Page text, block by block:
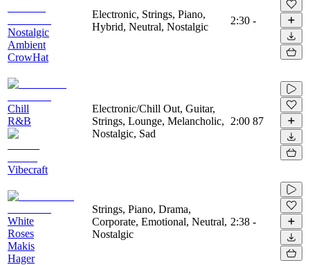
Nostalgic
Ambient
CrowHat
Electronic, Strings, Piano,
Hybrid, Neutral, Nostalgic
2:30 -
Chill
R&B
Vibecraft
Electronic/Chill Out, Guitar,
Strings, Lounge, Melancholic,
Nostalgic, Sad
2:00 87
White
Roses
Makis
Hager
Strings, Piano, Drama,
Corporate, Emotional, Neutral,
Nostalgic
2:38 -